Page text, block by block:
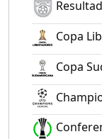
Copa
Copa